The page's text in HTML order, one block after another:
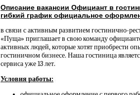
Описание вакансии Официант в
гибкий график официальное
в связи с активным развитием гостинично-
«Пуща» приглашает в свою команду
активных людей, которые хотят приобрести
гостиничном бизнесе. Наша гостиница
сервиса уже 13 лет.
Условия работы: